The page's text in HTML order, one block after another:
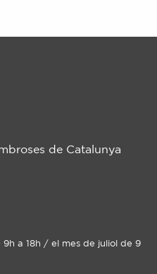
de Catalunya
a 18h / el mes de juliol de 9